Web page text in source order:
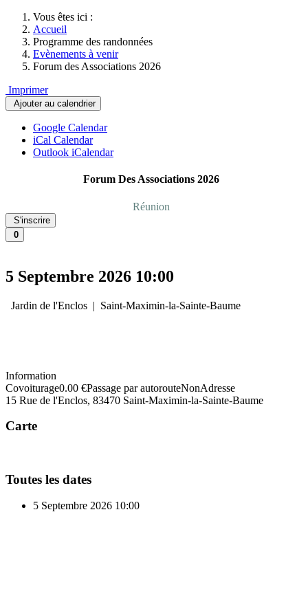
Vous êtes ici :
Accueil
Programme des randonnées
Evènements à venir
Forum des Associations 2026
Imprimer
Ajouter au calendrier
Google Calendar
iCal Calendar
Outlook iCalendar
Forum Des Associations 2026
Réunion
S'inscrire
0
5 Septembre 2026 10:00
Jardin de l'Enclos | Saint-Maximin-la-Sainte-Baume
Information
Covoiturage0.00 €Passage par autorouteNonAdresse
15 Rue de l'Enclos, 83470 Saint-Maximin-la-Sainte-Baume
Carte
Toutes les dates
5 Septembre 2026 10:00